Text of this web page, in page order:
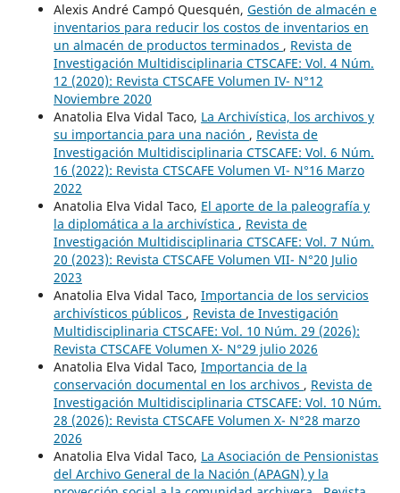
Alexis André Campó Quesquén, Gestión de almacén e
inventarios para reducir los costos de inventarios en
un almacén de productos terminados , Revista de
Investigación Multidisciplinaria CTSCAFE: Vol. 4 Núm.
12 (2020): Revista CTSCAFE Volumen IV- N°12
Noviembre 2020
Anatolia Elva Vidal Taco, La Archivística, los archivos y
su importancia para una nación , Revista de
Investigación Multidisciplinaria CTSCAFE: Vol. 6 Núm.
16 (2022): Revista CTSCAFE Volumen VI- N°16 Marzo
2022
Anatolia Elva Vidal Taco, El aporte de la paleografía y
la diplomática a la archivística , Revista de
Investigación Multidisciplinaria CTSCAFE: Vol. 7 Núm.
20 (2023): Revista CTSCAFE Volumen VII- N°20 Julio
2023
Anatolia Elva Vidal Taco, Importancia de los servicios
archivísticos públicos , Revista de Investigación
Multidisciplinaria CTSCAFE: Vol. 10 Núm. 29 (2026):
Revista CTSCAFE Volumen X- N°29 julio 2026
Anatolia Elva Vidal Taco, Importancia de la
conservación documental en los archivos , Revista de
Investigación Multidisciplinaria CTSCAFE: Vol. 10 Núm.
28 (2026): Revista CTSCAFE Volumen X- N°28 marzo
2026
Anatolia Elva Vidal Taco, La Asociación de Pensionistas
del Archivo General de la Nación (APAGN) y la